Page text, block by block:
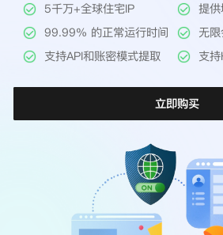
工具
帮助中心
5千万+全球住宅IP
提
99.99% 的正常运行时间
无
支持API和账密模式提取
支
立即购买